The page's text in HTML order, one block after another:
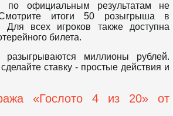
по официальным результатам не
итоги 50 розыгрыша в
Для всех игроков также доступна
билета.
миллионы рублей.
ставку - простые действия и
«Гослото 4 из 20» от